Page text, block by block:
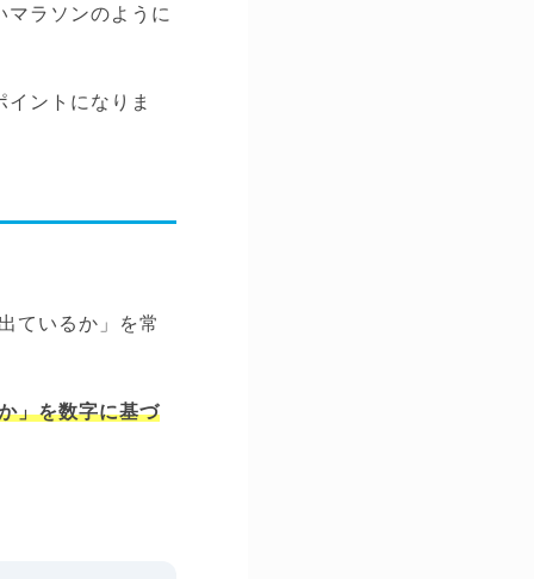
マラソンのように
ントになりま
ているか」を常
」を数字に基づ